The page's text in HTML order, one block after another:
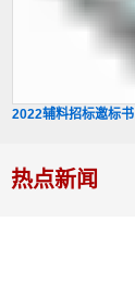
2022辅料招标邀标书
热点新闻